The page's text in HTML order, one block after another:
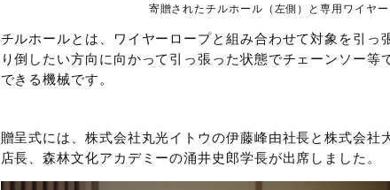
寄贈されたチルホール（左側）と専用ワイヤ
チルホールとは、ワイヤーロープと組み合わせて対象を引っ
り倒したい方向に向かって引っ張った状態でチェーンソー等
できる機械です。
贈呈式には、株式会社丸光イトウの伊藤峰由社長と株式会社
店長、森林文化アカデミーの涌井史郎学長が出席しました。